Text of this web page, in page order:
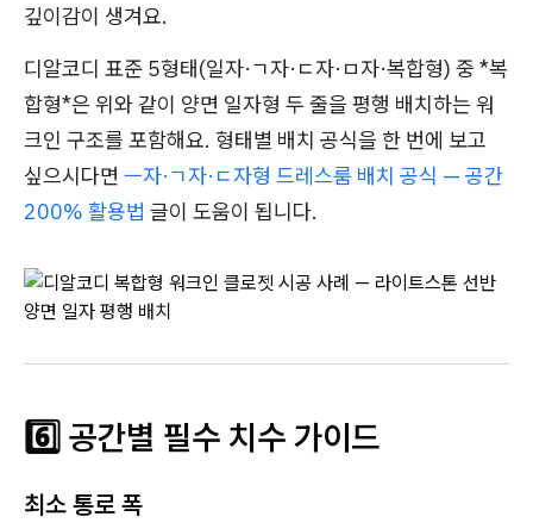
깊이감이 생겨요.
디알코디 표준 5형태(일자·ㄱ자·ㄷ자·ㅁ자·복합형) 중 *복
합형*은 위와 같이 양면 일자형 두 줄을 평행 배치하는 워
크인 구조를 포함해요. 형태별 배치 공식을 한 번에 보고
싶으시다면 ㅡ자·ㄱ자·ㄷ자형 드레스룸 배치 공식 — 공간
200% 활용법 글이 도움이 됩니다.
6️⃣ 공간별 필수 치수 가이드
최소 통로 폭